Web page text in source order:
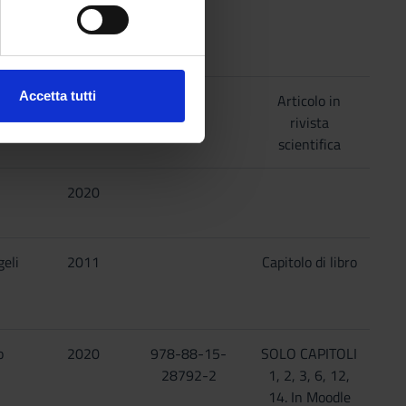
Accetta tutti
2021
2011
Articolo in
rivista
scientifica
2020
2011 Capitolo di libro
2020
978-88-15-
28792-2
SOLO CAPITOLI
1, 2, 3, 6, 12,
14. In Moodle